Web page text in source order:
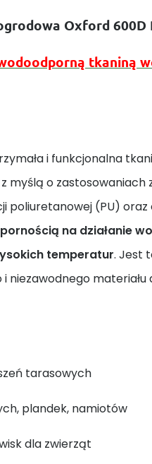
Oxford 600D
tkaniną
i funkcjonalna
myślą o zastosowaniach
poliuretanowej (PU) oraz
na działanie
temperatur. Jest
niezawodnego
tarasowych
plandek, namiotów
dla zwierząt